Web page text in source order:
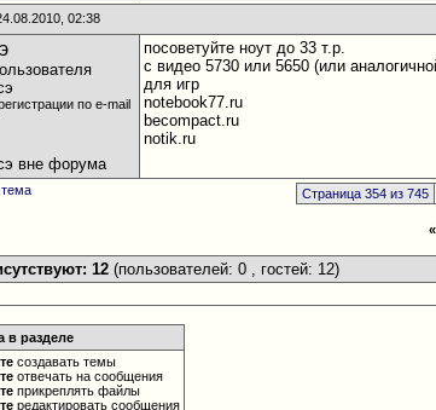
02:38
по e-mail
посоветуйте ноут до 33 т.р.
с видео 5730 или 5650 (или
для игр
notebook77.ru
becompact.ru
notik.ru
Страница 354 из 745
«
12(пользователей: 0 , гостей: 12)
в разделе
создавать темы
отвечать на сообщения
прикреплять файлы
редактировать сообщения